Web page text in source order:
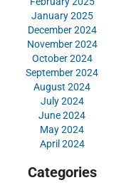
January 2025
December 2024
November 2024
October 2024
September 2024
August 2024
July 2024
June 2024
May 2024
April 2024
Categories